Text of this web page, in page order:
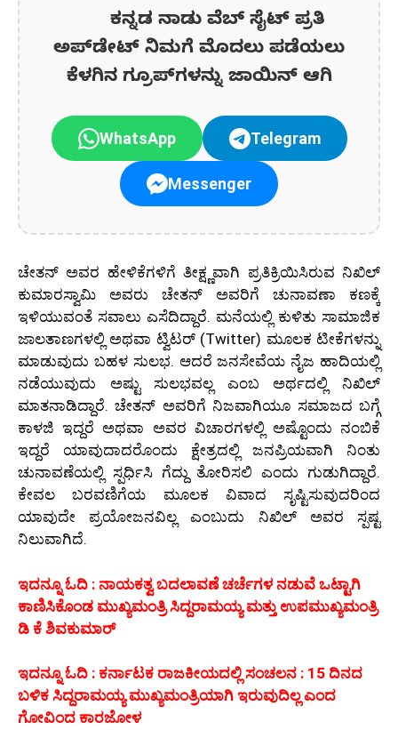
ಕನ್ನಡ ನಾಡು ವೆಬ್ ಸೈಟ್ ಪ್ರತಿ
ಅಪ್‌ಡೇಟ್‌ ನಿಮಗೆ ಮೊದಲು ಪಡೆಯಲು
ಕೆಳಗಿನ ಗ್ರೂಪ್‌ಗಳನ್ನು ಜಾಯಿನ್ ಆಗಿ
WhatsApp Telegram
Messenger
ಚೇತನ್ ಅವರ ಹೇಳಿಕೆಗಳಿಗೆ ತೀಕ್ಷ್ಣವಾಗಿ ಪ್ರತಿಕ್ರಿಯಿಸಿರುವ ನಿಖಿಲ್
ಕುಮಾರಸ್ವಾಮಿ ಅವರು ಚೇತನ್ ಅವರಿಗೆ ಚುನಾವಣಾ ಕಣಕ್ಕೆ
ಇಳಿಯುವಂತೆ ಸವಾಲು ಎಸೆದಿದ್ದಾರೆ. ಮನೆಯಲ್ಲಿ ಕುಳಿತು ಸಾಮಾಜಿಕ
ಜಾಲತಾಣಗಳಲ್ಲಿ ಅಥವಾ ಟ್ವಿಟರ್ (Twitter) ಮೂಲಕ ಟೀಕೆಗಳನ್ನು
ಮಾಡುವುದು ಬಹಳ ಸುಲಭ. ಆದರೆ ಜನಸೇವೆಯ ನೈಜ ಹಾದಿಯಲ್ಲಿ
ನಡೆಯುವುದು ಅಷ್ಟು ಸುಲಭವಲ್ಲ ಎಂಬ ಅರ್ಥದಲ್ಲಿ ನಿಖಿಲ್
ಮಾತನಾಡಿದ್ದಾರೆ. ಚೇತನ್ ಅವರಿಗೆ ನಿಜವಾಗಿಯೂ ಸಮಾಜದ ಬಗ್ಗೆ
ಕಾಳಜಿ ಇದ್ದರೆ ಅಥವಾ ಅವರ ವಿಚಾರಗಳಲ್ಲಿ ಅಷ್ಟೊಂದು ನಂಬಿಕೆ
ಇದ್ದರೆ ಯಾವುದಾದರೊಂದು ಕ್ಷೇತ್ರದಲ್ಲಿ ಜನಪ್ರಿಯವಾಗಿ ನಿಂತು
ಚುನಾವಣೆಯಲ್ಲಿ ಸ್ಪರ್ಧಿಸಿ ಗೆದ್ದು ತೋರಿಸಲಿ ಎಂದು ಗುಡುಗಿದ್ದಾರೆ.
ಕೇವಲ ಬರವಣಿಗೆಯ ಮೂಲಕ ವಿವಾದ ಸೃಷ್ಟಿಸುವುದರಿಂದ
ಯಾವುದೇ ಪ್ರಯೋಜನವಿಲ್ಲ ಎಂಬುದು ನಿಖಿಲ್ ಅವರ ಸ್ಪಷ್ಟ
ನಿಲುವಾಗಿದೆ.
ಇದನ್ನೂ ಓದಿ : ನಾಯಕತ್ವ ಬದಲಾವಣೆ ಚರ್ಚೆಗಳ ನಡುವೆ ಒಟ್ಟಾಗಿ
ಕಾಣಿಸಿಕೊಂಡ ಮುಖ್ಯಮಂತ್ರಿ ಸಿದ್ದರಾಮಯ್ಯ ಮತ್ತು ಉಪಮುಖ್ಯಮಂತ್ರಿ
ಡಿ ಕೆ ಶಿವಕುಮಾರ್
ಇದನ್ನೂ ಓದಿ : ಕರ್ನಾಟಕ ರಾಜಕೀಯದಲ್ಲಿ ಸಂಚಲನ : 15 ದಿನದ
ಬಳಿಕ ಸಿದ್ದರಾಮಯ್ಯ ಮುಖ್ಯಮಂತ್ರಿಯಾಗಿ ಇರುವುದಿಲ್ಲ ಎಂದ
ಗೋವಿಂದ ಕಾರಜೋಳ